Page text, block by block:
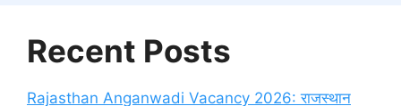
Recent Posts
Rajasthan Anganwadi Vacancy 2026: राजस्थान